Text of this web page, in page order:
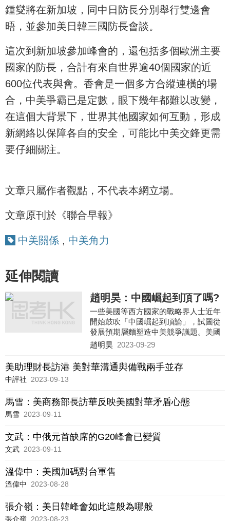
鍾燮將在新加坡，同中日防長分別舉行雙邊會
晤，並參加美日韓三國防長會談。
這次到新加坡參加峰會的，還包括多個歐洲主要
國家的防長，合計有來自世界逾40個國家的近
600位代表與會。香會是一個多方合縱連橫的場
合，中美爭霸已是定數，眼下幾年都難以改變，
在這個大背景下，世界其他國家如何互動，形成
新網絡以保障各自的安全，可能比中美交鋒更需
要仔細關注。
文章只屬作者觀點，不代表本網立場。
文章原刊於《聯合早報》
中美關係 , 中美角力
延伸閱讀
趙明昊：中國崛起到頂了嗎?
一些美國等西方國家的戰略界人士近年
開始鼓吹「中國崛起到頂論」，試圖從
發展預期層麵塑造中美競爭議題。美國
塔夫茨大學教授邁克爾·貝克利等人認
壓力加大、西方對華脫鈎等因素，中國
的發展會在未來數年陷入停滯，中國的
以維持自身對其他國家的經濟吸引力，
國陷阱」
趙明昊 2023-09-29
美助理財長訪港 美對華溝通與備戰兩手並存
中評社 2023-09-13
馬雪：美商務部長訪華反映美國對華矛盾心態
馬雪 2023-09-11
文武：中俄元首缺席的G20峰會已變質
文武 2023-09-11
溫偉中：美國加碼對台軍售
溫偉中 2023-08-28
張介嶺：美日韓峰會如此這般為哪般
張介嶺 2023-08-23